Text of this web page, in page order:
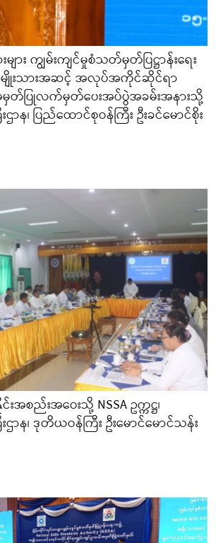
ျား ကျွမ်းကျင်မှုစံသတ်မှတ်ပြဋ္ဌာန်းရေး
မျိုးသားအဆင့် အလုပ်အကိုင်ဆိုင်ရာ
တ်ပြုလက်မှတ်ပေးအပ်ပွဲအခမ်းအနားသို့
န၊ ပြည်ထောင်စုဝန်ကြီး ဦးခင်မောင်စိုး
အစည်းအဝေးသို့ NSSA ဥက္ကဋ္ဌ၊
ာန၊ ဒုတိယဝန်ကြီး ဦးမောင်မောင်သန်း